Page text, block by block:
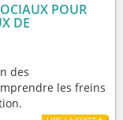
POUR
DE
des
les freins